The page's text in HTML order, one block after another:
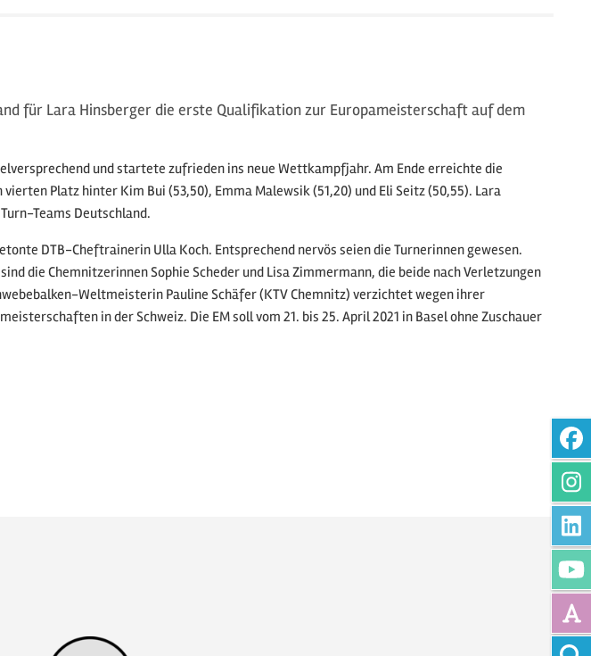
für Lara Hinsberger die erste Qualifikation zur Europameisterschaft auf dem
und startete zufrieden ins neue Wettkampfjahr. Am Ende erreichte die
Platz hinter Kim Bui (53,50), Emma Malewsik (51,20) und Eli Seitz (50,55). Lara
Teams Deutschland.
DTB-Cheftrainerin Ulla Koch. Entsprechend nervös seien die Turnerinnen gewesen.
die Chemnitzerinnen Sophie Scheder und Lisa Zimmermann, die beide nach Verletzungen
Weltmeisterin Pauline Schäfer (KTV Chemnitz) verzichtet wegen ihrer
in der Schweiz. Die EM soll vom 21. bis 25. April 2021 in Basel ohne Zuschauer